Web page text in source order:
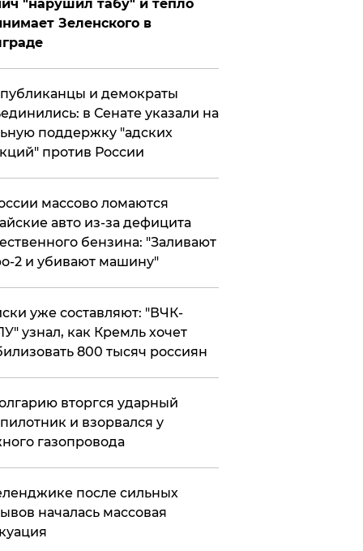
"нарушил табу" и тепло
Зеленского в
и демократы
в Сенате указали на
поддержку "адских
против России
массово ломаются
авто из-за дефицита
бензина: "Заливают
2 и убивают машину"
уже составляют: "ВЧК-
узнал, как Кремль хочет
800 тысяч россиян
вторгся ударный
и взорвался у
газопровода
после сильных
началась массовая